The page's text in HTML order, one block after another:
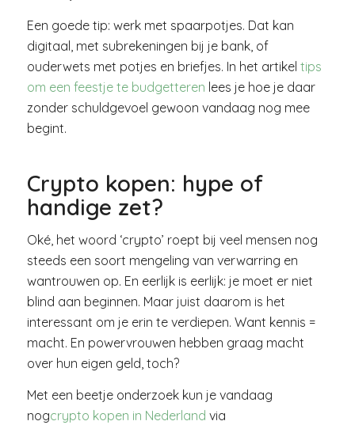
Een goede tip: werk met spaarpotjes. Dat kan
digitaal, met subrekeningen bij je bank, of
ouderwets met potjes en briefjes. In het artikel tips
om een feestje te budgetteren lees je hoe je daar
zonder schuldgevoel gewoon vandaag nog mee
begint.
Crypto kopen: hype of
handige zet?
Oké, het woord ‘crypto’ roept bij veel mensen nog
steeds een soort mengeling van verwarring en
wantrouwen op. En eerlijk is eerlijk: je moet er niet
blind aan beginnen. Maar juist daarom is het
interessant om je erin te verdiepen. Want kennis =
macht. En powervrouwen hebben graag macht
over hun eigen geld, toch?
Met een beetje onderzoek kun je vandaag
nogcrypto kopen in Nederland via